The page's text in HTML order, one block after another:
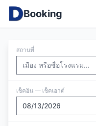
Booking
สถานที่
เช็คอิน — เช็คเอาต์